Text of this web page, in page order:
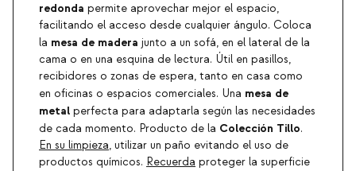
redonda permite aprovechar mejor el espacio,
facilitando el acceso desde cualquier ángulo. Coloca
la mesa de madera junto a un sofá, en el lateral de la
cama o en una esquina de lectura. Útil en pasillos,
recibidores o zonas de espera, tanto en casa como
en oficinas o espacios comerciales. Una mesa de
metal perfecta para adaptarla según las necesidades
de cada momento. Producto de la Colección Tillo.
En su limpieza, utilizar un paño evitando el uso de
productos químicos. Recuerda proteger la superficie